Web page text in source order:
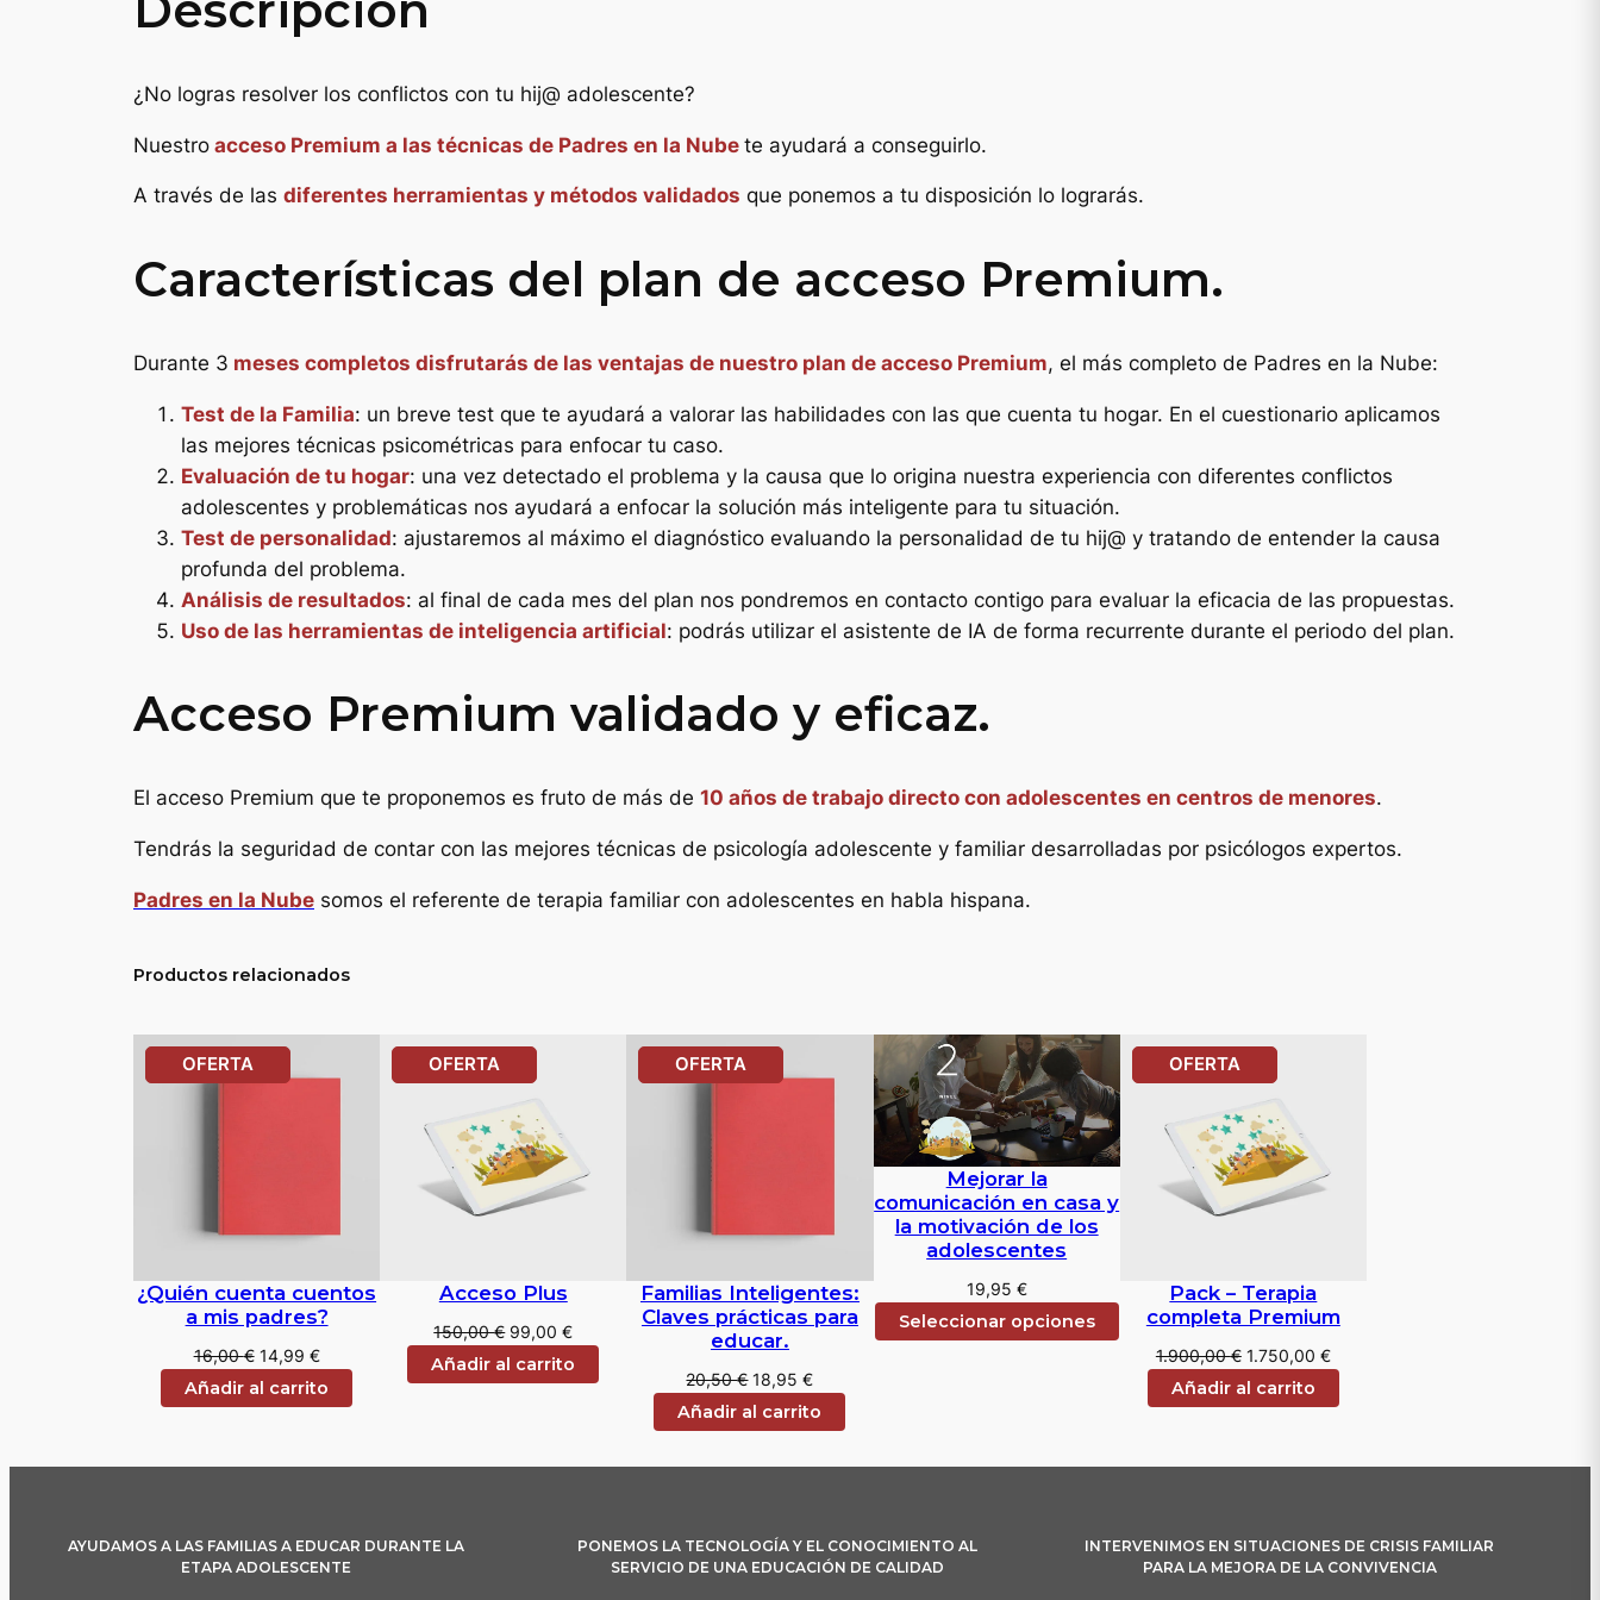
:
,
0
0
€
1
9
€
.
¿No logras resolver los conflictos con tu hij@ adolescente?
Nuestro acceso Premium a las técnicas de Padres en la Nube te ayudará a conseguirlo.
A través de las diferentes herramientas y métodos validados que ponemos a tu disposición lo lograrás.
Características del plan de acceso Premium.
Durante 3 meses completos disfrutarás de las ventajas de nuestro plan de acceso Premium, el más completo de Padres en la Nube:
Test de la Familia: un breve test que te ayudará a valorar las habilidades con las que cuenta tu hogar. En el cuestionario aplicamos
las mejores técnicas psicométricas para enfocar tu caso.
Evaluación de tu hogar: una vez detectado el problema y la causa que lo origina nuestra experiencia con diferentes conflictos
adolescentes y problemáticas nos ayudará a enfocar la solución más inteligente para tu situación.
Test de personalidad: ajustaremos al máximo el diagnóstico evaluando la personalidad de tu hij@ y tratando de entender la causa
profunda del problema.
Análisis de resultados: al final de cada mes del plan nos pondremos en contacto contigo para evaluar la eficacia de las propuestas.
Uso de las herramientas de inteligencia artificial: podrás utilizar el asistente de IA de forma recurrente durante el periodo del plan.
Acceso Premium validado y eficaz.
El acceso Premium que te proponemos es fruto de más de 10 años de trabajo directo con adolescentes en centros de menores.
Tendrás la seguridad de contar con las mejores técnicas de psicología adolescente y familiar desarrolladas por psicólogos expertos.
Padres en la Nube somos el referente de terapia familiar con adolescentes en habla hispana.
Productos relacionados
OFERTA
¿Quién cuenta cuentos
a mis padres?
16,00€ El
precio
original
14,99 €El
precio
actual
Añadir al carrito
OFERTA
OFERTA
Acceso Plus
150,00€ El
precio
original
99,00€El
precio
actual
Añadir al carrito
OFERTA
Familias Inteligentes:
Claves prácticas para
educar.
20,50€ El
precio
original
18,95€El
precio
actual
Añadir al carrito
Mejorar la
comunicación en casa y
la motivación de los
adolescentes
19,95 €
Seleccionar opciones
OFERTAPRODUCTO
OFERTA
Pack – Terapia
completa Premium
1.900,00€ El
precio
original
1.750,00 €El
actual
Añadir al carrito
AYUDAMOS A LAS FAMILIAS A EDUCAR DURANTE LA
ETAPA ADOLESCENTE
PONEMOS LA TECNOLOGÍA Y EL CONOCIMIENTO AL
SERVICIO DE UNA EDUCACIÓN DE CALIDAD
INTERVENIMOS EN SITUACIONES DE CRISIS FAMILIAR
PARA LA MEJORA DE LA CONVIVENCIA